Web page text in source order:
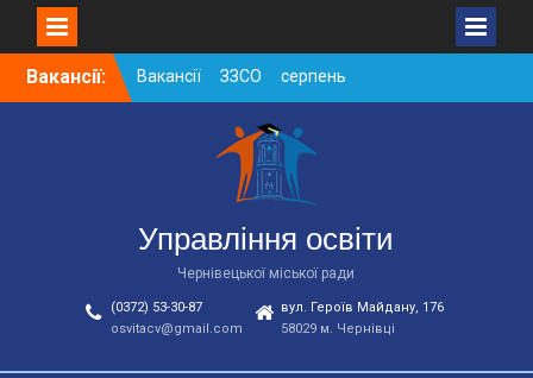
SkipВакансії:
Вакансії ЗЗСО серпень
2026
Вакансії ЗЗСО червень
Вакансії у ЗДО та
дошкільних підрозділах
ЗЗСО станом на
01.08.2026 р.
Управління освіти
Чернівецької міської ради
(0372) 53-30-87
osvitacv@gmail.com
вул. Героїв Майдану, 176
58029 м. Чернівці